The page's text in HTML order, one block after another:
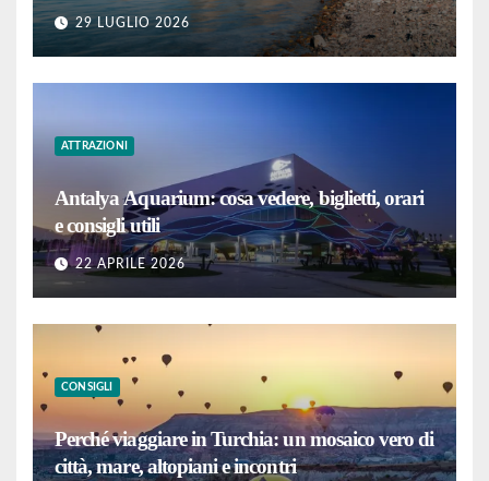
29 LUGLIO 2026
ATTRAZIONI
Antalya Aquarium: cosa vedere, biglietti, orari
e consigli utili
22 APRILE 2026
CONSIGLI
Perché viaggiare in Turchia: un mosaico vero di
città, mare, altopiani e incontri